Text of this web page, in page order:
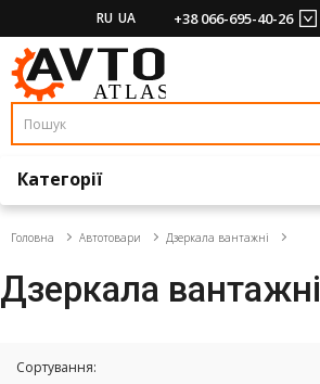
RU UA +38 066-695-40-26
Категорії
Головна Автотовари Дзеркала вантажні
Дзеркала вантажні
Сортування: